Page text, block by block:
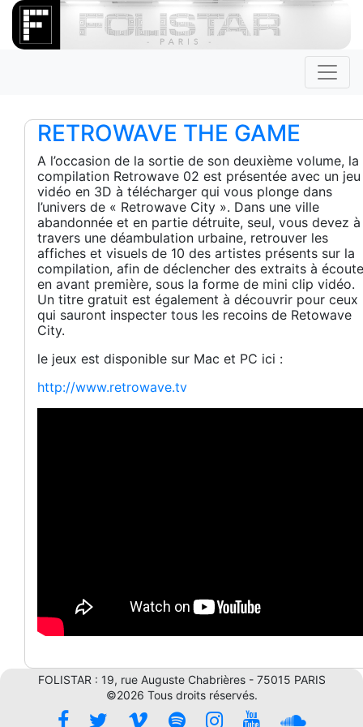
RETROWAVE THE GAME
A l’occasion de la sortie de son deuxième volume, la
compilation Retrowave 02 est présentée avec un jeu
vidéo en 3D à télécharger qui vous plonge dans
l’univers de « Retrowave City ». Dans une ville
abandonnée et en partie détruite, seul, vous devez à
travers une déambulation urbaine, retrouver les
affiches et visuels de 10 des artistes présents sur la
compilation, afin de déclencher des extraits à
en avant première, sous la forme de mini clip vidéo.
Un titre gratuit est également à découvrir pour ceux
qui sauront inspecter tous les recoins de Retowave
City.
le jeux est disponible sur Mac et PC ici :
http://www.retrowave.tv
FOLISTAR : 19, rue Auguste Chabrières - 75015 PARIS
©2026 Tous droits réservés.